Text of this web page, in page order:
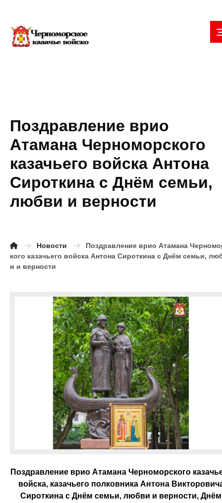
Поздравление врио
Атамана Черноморского
казачьего войска Антона
Сироткина с Днём семьи,
любви и верности
Новости
Поздравление врио Атамана
кого казачьего войска Антона Сироткина с Днём семьи,
и и верности
Поздравление врио Атамана Черноморского
войска, казачьего полковника Антона
Сироткина с Днём семьи, любви и верности, Днём